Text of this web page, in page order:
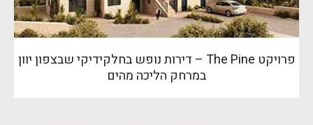
פרויקט The Pine – דירות נופש בחלקידיקי שבצפון יוון
במרחק הליכה מהים